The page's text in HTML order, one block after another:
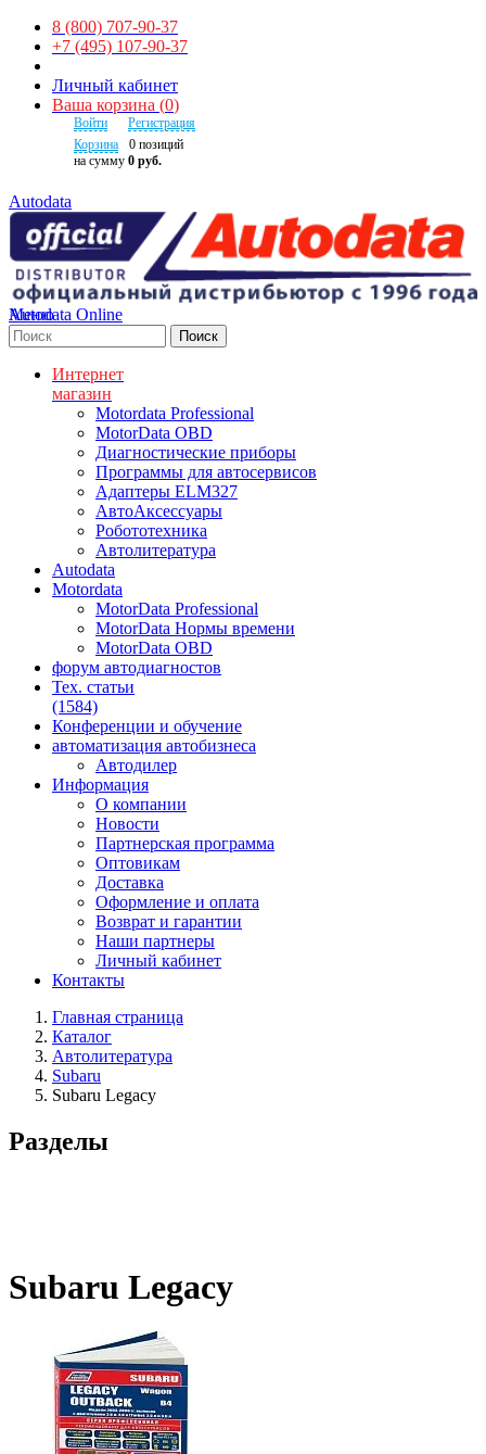
8 (800) 707-90-37
+7 (495) 107-90-37
Личный кабинет
Ваша корзина (0)
Войти
Регистрация
Корзина
0 позиций
на сумму 0 руб.
Autodata
Autodata Online
Меню
Поиск
Интернет
магазин
Motordata Professional
MotorData OBD
Диагностические приборы
Программы для автосервисов
Адаптеры ELM327
АвтоАксессуары
Робототехника
Автолитература
Autodata
Motordata
MotorData Professional
MotorData Нормы времени
MotorData OBD
форум автодиагностов
Тех. статьи
(1584)
Конференции и обучение
автоматизация автобизнеса
Автодилер
Информация
О компании
Новости
Партнерская программа
Оптовикам
Доставка
Оформление и оплата
Возврат и гарантии
Наши партнеры
Личный кабинет
Контакты
Главная страница
Каталог
Автолитература
Subaru
Subaru Legacy
Разделы
Subaru Legacy